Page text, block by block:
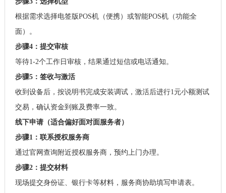
根据需求选择电签版POS机（便携）或智能POS机（功能全
面）。
步骤4：提交审核
等待1-2个工作日审核，结果通过短信或电话通知。
步骤5：签收与激活
收到设备后，按说明书完成安装调试，激活后进行1元小额测试
交易，确认资金到账及费率一致。
线下申请（适合偏好面对面服务者）
步骤1：联系授权服务商
通过官网查询附近授权服务商，预约上门办理。
步骤2：提交材料
现场提交身份证、银行卡等材料，服务商协助填写申请表。